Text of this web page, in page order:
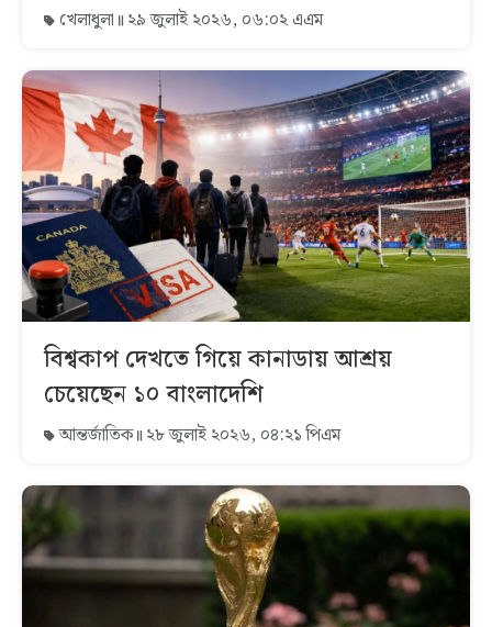
খেলাধুলা ২৯ জুলাই ২০২৬, ০৬:০২ এএম
বিশ্বকাপ দেখতে গিয়ে কানাডায় আশ্রয়
চেয়েছেন ১০ বাংলাদেশি
আন্তর্জাতিক ২৮ জুলাই ২০২৬, ০৪:২১ পিএম